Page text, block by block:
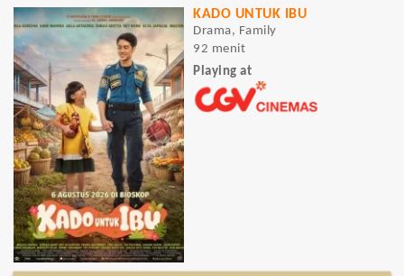
KADO UNTUK IBU
Drama, Family
92 menit
Playing at